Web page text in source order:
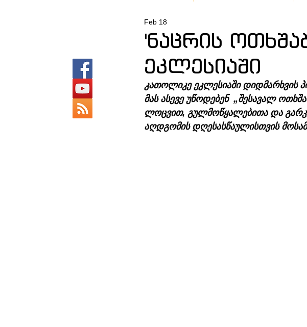
'ნაცრის
ეკლესიაში
Feb 18
კათოლიკე ეკლესიაში დიდმარხვის
მას ასევე უწოდებენ  „შესავალ
ლოცვით, გულმოწყალებითა და
აღდგომის დღესასწაულისთვის